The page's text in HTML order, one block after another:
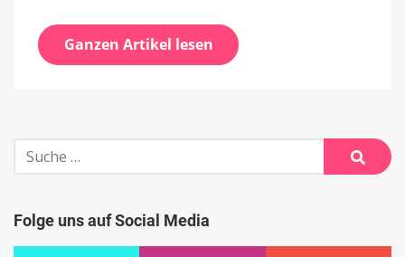
Ganzen Artikel lesen
Suche
nach:
Suche
Folge uns auf Social Media